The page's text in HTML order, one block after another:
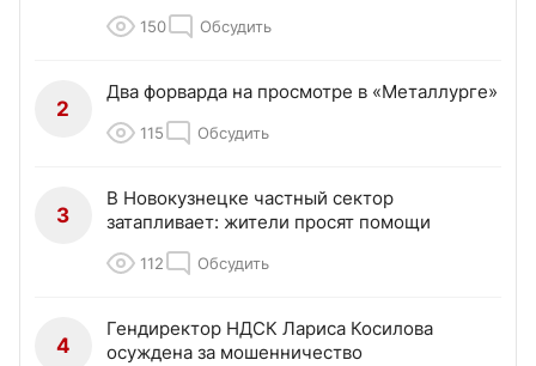
150 Обсудить
2
Два форварда на просмотре в «Металлурге»
115 Обсудить
3
В Новокузнецке частный сектор
затапливает: жители просят помощи
112 Обсудить
4
Гендиректор НДСК Лариса Косилова
осуждена за мошенничество